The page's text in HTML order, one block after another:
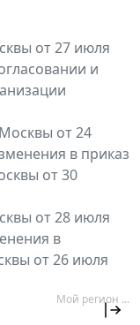
от 27 июля
и
от 24
в приказ
от 30
от 28 июля
в
от 26 июля
Мой регион ...